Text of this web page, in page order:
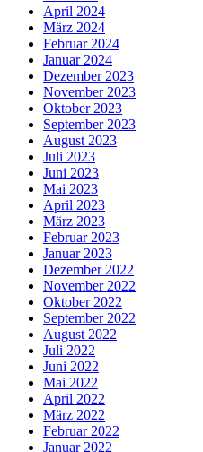
April 2024
März 2024
Februar 2024
Januar 2024
Dezember 2023
November 2023
Oktober 2023
September 2023
August 2023
Juli 2023
Juni 2023
Mai 2023
April 2023
März 2023
Februar 2023
Januar 2023
Dezember 2022
November 2022
Oktober 2022
September 2022
August 2022
Juli 2022
Juni 2022
Mai 2022
April 2022
März 2022
Februar 2022
Januar 2022